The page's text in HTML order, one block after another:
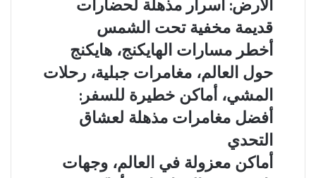
حضارات
قديمة،
سياحة
أثرية،
مخفية،
مساكن
جوفية،
آثار
تحت
الأرض:
أسرار
الأرض: أسرار مذهلة لحضارات
قديمة مخفية تحت الشمس
أخطر
مسارات
الهايكنج،
هايكنج
حول
العالم،
مغامرات
جبلية،
رحلات
أخطر مسارات الهايكنج، هايكنج
حول العالم، مغامرات جبلية، رحلات
المشي، أماكن خطيرة للسفر:
أفضل مغامرات مذهلة لعشاق
التحدي
أماكن
معزولة
أماكن معزولة في العالم، وجهات